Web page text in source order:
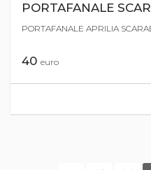
PORTAFANALE
PORTAFANALE APRILIA
40 euro